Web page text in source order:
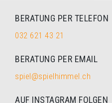
BERATUNG PER TELEFON
032 621 43 21
BERATUNG PER EMAIL
spiel@spielhimmel.ch
AUF INSTAGRAM FOLGEN